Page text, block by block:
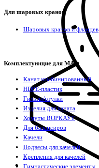
Для шаровых кранов
Шаровых кранов и фланцев
Комплектующие для МАФ
Канат комбинированный
HDPE-пластик
Гильзы/втулки
Изделия для каната
Хомуты ВОРКАУТ
Для балансиров
Качели
Подвесы для качелей
Крепления для качелей
Гимнастические элементы